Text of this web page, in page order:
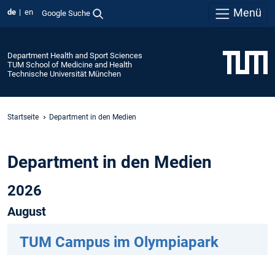
de en Google Suche Menü
Department Health and Sport Sciences
TUM School of Medicine and Health
Technische Universität München
Startseite Department in den Medien
Department in den Medien
2026
August
TUM Campus im Olympiapark